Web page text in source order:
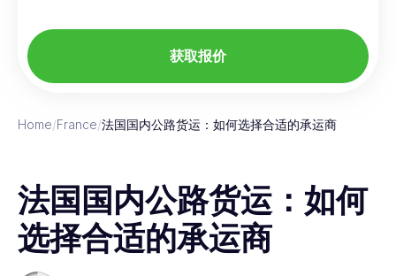
获取报价
Home/France/法国国内公路货运：如何选择合适的承运商
法国国内公路货运：如何
选择合适的承运商